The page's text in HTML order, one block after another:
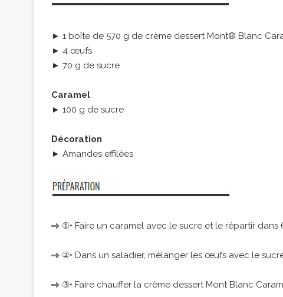
► 1 boîte de 570 g de crème dessert Mont® Blanc
► 4 œufs
► 70 g de sucre
Caramel
► 100 g de sucre
Décoration
► Amandes effilées
①• Faire un caramel avec le sucre et le répartir dans
②• Dans un saladier, mélanger les œufs avec le
③• Faire chauffer la crème dessert Mont Blanc